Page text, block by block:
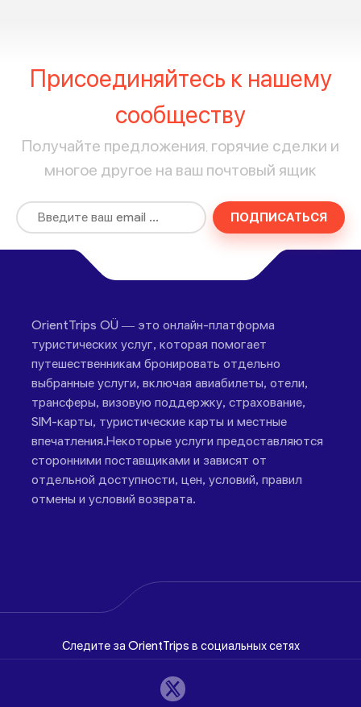
Присоединяйтесь к нашему
сообществу
Получайте предложения, горячие сделки и
многое другое на ваш почтовый ящик
ПОДПИСАТЬСЯ
OrientTrips OÜ — это онлайн-платформа
туристических услуг, которая помогает
путешественникам бронировать отдельно
выбранные услуги, включая авиабилеты, отели,
трансферы, визовую поддержку, страхование,
SIM-карты, туристические карты и местные
впечатления.Некоторые услуги предоставляются
сторонними поставщиками и зависят от
отдельной доступности, цен, условий, правил
отмены и условий возврата.
Следите за OrientTrips в социальных сетях